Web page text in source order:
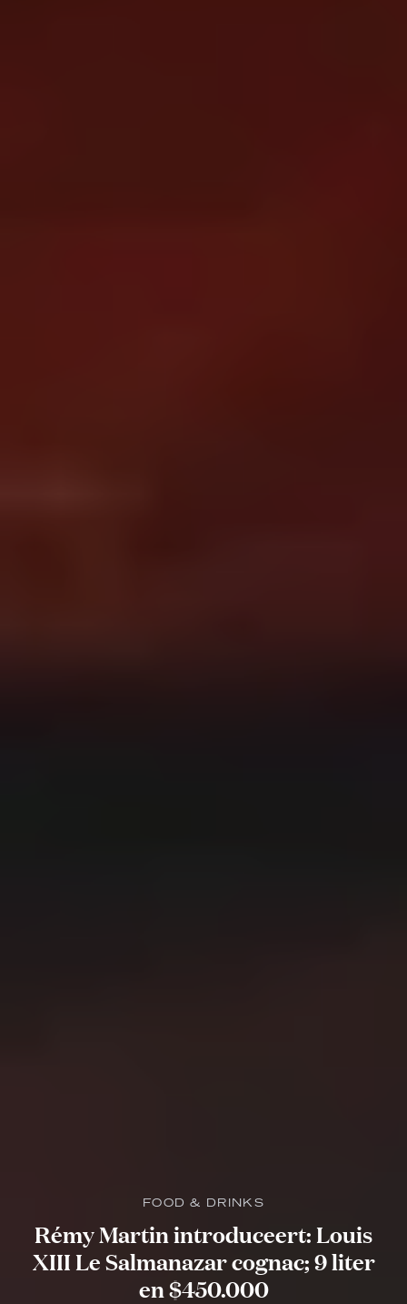
FOOD & DRINKS
Rémy Martin introduceert: Louis
XIII Le Salmanazar cognac; 9 liter
en $450.000